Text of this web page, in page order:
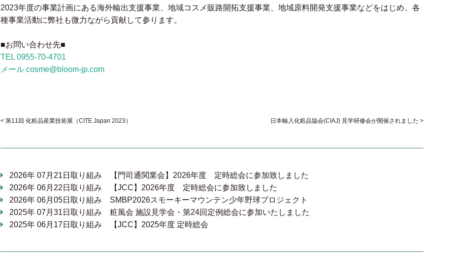
2023年度の事業計画にある海外輸出支援事業、地域コスメ販路開拓支援事業、地域原料開発支援事業などをはじめ、各
種事業活動に弊社も微力ながら貢献して参ります。
■お問い合わせ先■
TEL 0955-70-4701
メール cosme@bloom-jp.com
第11回 化粧品産業技術展（CITE Japan 2023） 日本輸入化粧品協会(CIAJ) 見学研修会が開催されました
2026年 07月21日 取り組み
【門司通関業会】2026年度 定時総会に参加致しました
2026年 06月22日 取り組み
【JCC】2026年度 定時総会に参加致しました
2026年 06月05日 取り組み SMBP2026スモーキーマウンテン少年野球プロジェクト
2025年 07月31日 取り組み 粧風会 施設見学会・第24回定例総会に参加いたしました
2025年 06月17日 取り組み 【JCC】2025年度 定時総会